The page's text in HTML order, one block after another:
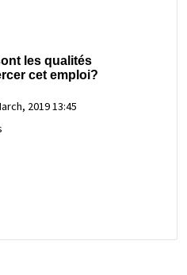
les qualités
cet emploi?
2019 13:45